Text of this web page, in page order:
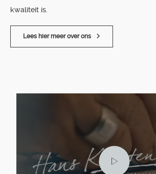
kwaliteit is.
Lees hier meer over ons